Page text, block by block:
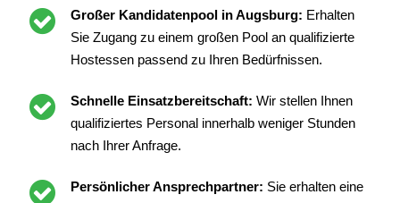
Großer Kandidatenpool in Augsburg: Erhalten
Sie Zugang zu einem großen Pool an qualifizierte
Hostessen passend zu Ihren Bedürfnissen.
Schnelle Einsatzbereitschaft: Wir stellen Ihnen
qualifiziertes Personal innerhalb weniger Stunden
nach Ihrer Anfrage.
Persönlicher Ansprechpartner: Sie erhalten eine